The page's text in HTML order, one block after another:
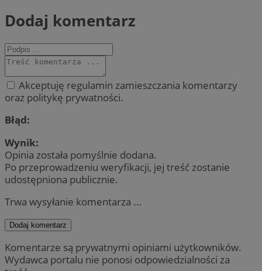
Dodaj komentarz
Akceptuję regulamin zamieszczania komentarzy
oraz politykę prywatności.
Błąd:
Wynik:
Opinia została pomyślnie dodana.
Po przeprowadzeniu weryfikacji, jej treść zostanie
udostępniona publicznie.
Trwa wysyłanie komentarza ...
Dodaj komentarz
Komentarze są prywatnymi opiniami użytkowników.
Wydawca portalu nie ponosi odpowiedzialności za